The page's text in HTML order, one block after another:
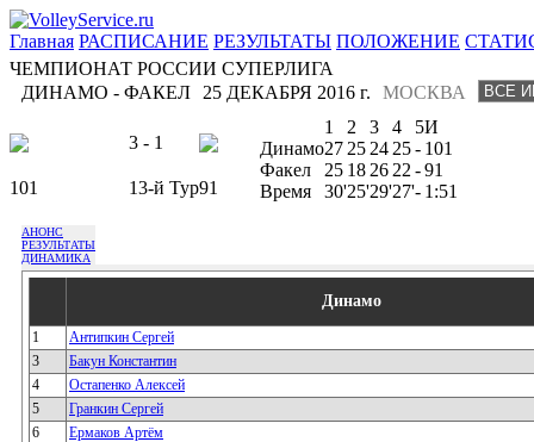
Главная РАСПИСАНИЕ РЕЗУЛЬТАТЫ ПОЛОЖЕНИЕ
ЧЕМПИОНАТ РОССИИ СУПЕРЛИГА
ДИНАМО - ФАКЕЛ
МОСКВА
25 ДЕКАБРЯ 2016 г.
3 - 1
101 13-й Тур91
1 2 3 4 5И
Динамо27 25 24 25- 101
Факел
25 18 26 22 -91
Время
30'25'29'27'- 1:51
АНОНС
РЕЗУЛЬТАТЫ
ДИНАМИКА
Динамо
1
Антипкин Сергей
3
Бакун Константин
4
Остапенко Алексей
5
Гранкин Сергей
6
Ермаков Артём